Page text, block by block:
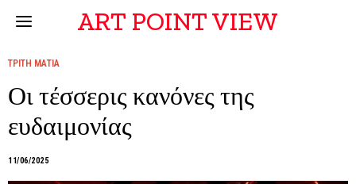
ART POINT VIEW
ΤΡΙΤΗ ΜΑΤΙΑ
Οι τέσσερις κανόνες της
ευδαιμονίας
11/06/2025